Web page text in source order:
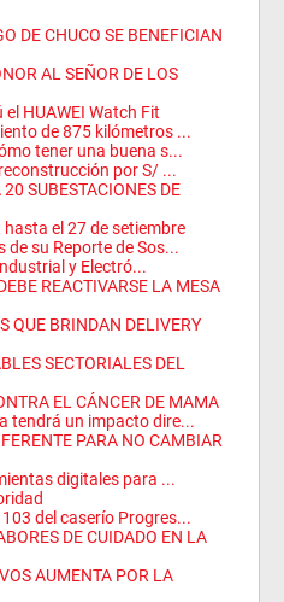
DE CHUCO SE BENEFICIAN
AL SEÑOR DE LOS
HUAWEI Watch Fit
de 875 kilómetros ...
tener una buena s...
por S/ ...
SUBESTACIONES DE
el 27 de setiembre
su Reporte de Sos...
y Electró...
REACTIVARSE LA MESA
QUE BRINDAN DELIVERY
SECTORIALES DEL
EL CÁNCER DE MAMA
tendrá un impacto dire...
PARA NO CAMBIAR
digitales para ...
del caserío Progres...
DE CUIDADO EN LA
AUMENTA POR LA